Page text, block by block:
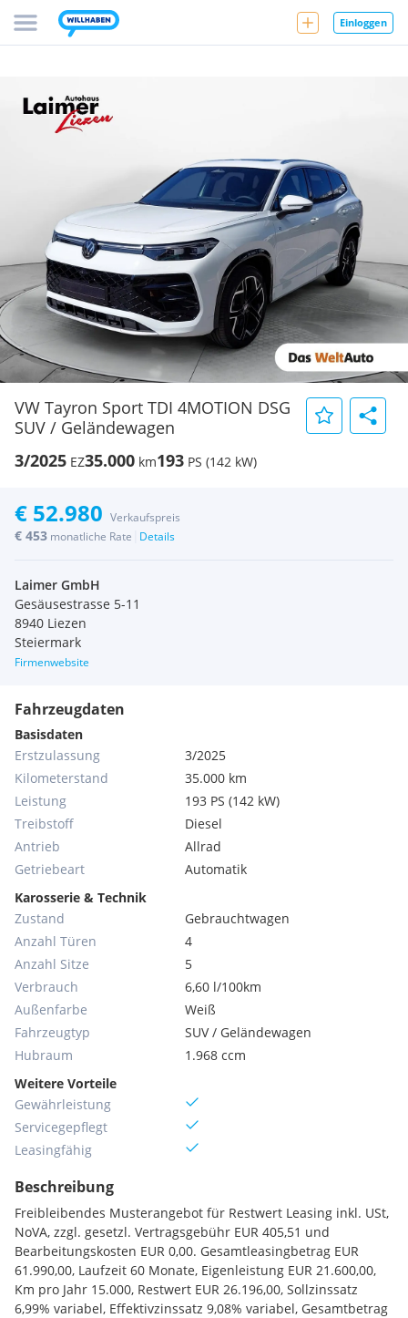
Einloggen
VW Tayron Sport TDI 4MOTION DSG
SUV / Geländewagen
3/2025 EZ35.000 km193 PS (142 kW)
€ 52.980 Verkaufspreis
€ 453 monatliche Rate Details
Laimer GmbH
Gesäusestrasse 5-11
8940 Liezen
Steiermark
Firmenwebsite
Fahrzeugdaten
Basisdaten
Erstzulassung
3/2025
Kilometerstand
35.000 km
Leistung
193 PS (142 kW)
Treibstoff
Diesel
Antrieb
Allrad
Getriebeart
Automatik
Karosserie & Technik
Zustand
Gebrauchtwagen
Anzahl Türen
4
Anzahl Sitze
5
Verbrauch
6,60 l/100km
Außenfarbe
Weiß
Fahrzeugtyp
SUV / Geländewagen
Hubraum
1.968 ccm
Weitere Vorteile
Gewährleistung
Servicegepflegt
Leasingfähig
Beschreibung
Freibleibendes Musterangebot für Restwert Leasing inkl. USt,
NoVA, zzgl. gesetzl. Vertragsgebühr EUR 405,51 und
Bearbeitungskosten EUR 0,00. Gesamtleasingbetrag EUR
61.990,00, Laufzeit 60 Monate, Eigenleistung EUR 21.600,00,
Km pro Jahr 15.000, Restwert EUR 26.196,00, Sollzinssatz
6,99% variabel, Effektivzinssatz 9,08% variabel, Gesamtbetrag